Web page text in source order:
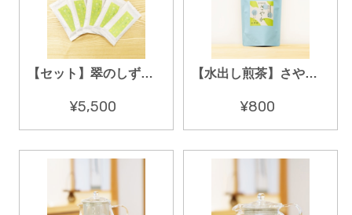
【セット】翠のしずく 100g × 5セット
¥5,500
【水出し煎茶】さやか 12パック入り（スタンドパック入）
¥800